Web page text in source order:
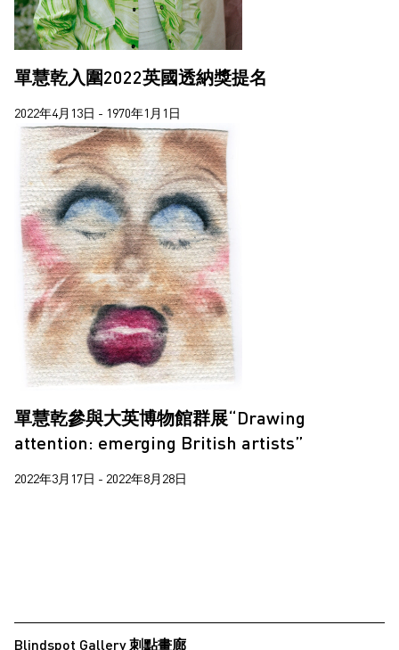
單慧乾入圍2022英國透納獎提名
2022年4月13日 - 1970年1月1日
單慧乾參與大英博物館群展“Drawing
attention: emerging British artists”
2022年3月17日 - 2022年8月28日
Blindspot Gallery 刺點畫廊